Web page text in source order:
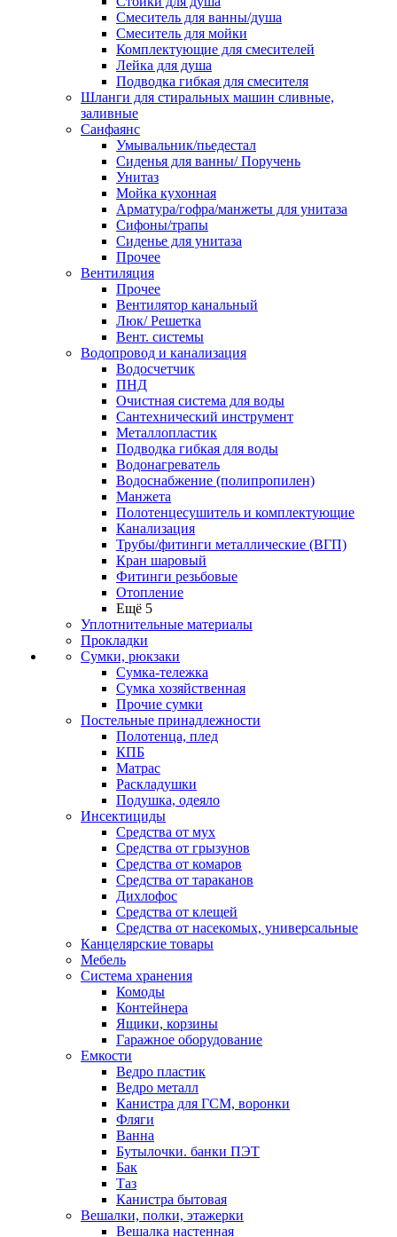
Смеситель для ванны/душа
Смеситель для мойки
Комплектующие для смесителей
Лейка для душа
Подводка гибкая для смесителя
Шланги для стиральных машин сливные,
заливные
Санфаянс
Умывальник/пьедестал
Сиденья для ванны/ Поручень
Унитаз
Мойка кухонная
Арматура/гофра/манжеты для унитаза
Сифоны/трапы
Сиденье для унитаза
Прочее
Вентиляция
Прочее
Вентилятор канальный
Люк/ Решетка
Вент. системы
Водопровод и канализация
Водосчетчик
ПНД
Очистная система для воды
Сантехнический инструмент
Металлопластик
Подводка гибкая для воды
Водонагреватель
Водоснабжение (полипропилен)
Манжета
Полотенцесушитель и комплектующие
Канализация
Трубы/фитинги металлические (ВГП)
Кран шаровый
Фитинги резьбовые
Отопление
Ещё 5
Уплотнительные материалы
Прокладки
Сумки, рюкзаки
Сумка-тележка
Сумка хозяйственная
Прочие сумки
Постельные принадлежности
Полотенца, плед
КПБ
Матрас
Раскладушки
Подушка, одеяло
Инсектициды
Средства от мух
Средства от грызунов
Средства от комаров
Средства от тараканов
Дихлофос
Средства от клещей
Средства от насекомых, универсальные
Канцелярские товары
Мебель
Система хранения
Комоды
Контейнера
Ящики, корзины
Гаражное оборудование
Емкости
Ведро пластик
Ведро металл
Канистра для ГСМ, воронки
Фляги
Ванна
Бутылочки. банки ПЭТ
Бак
Таз
Канистра бытовая
Вешалки, полки, этажерки
Вешалка настенная